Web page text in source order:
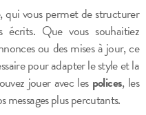
, qui vous permet de structurer
écrits. Que vous souhaitiez
ou des mises à jour, ce
pour adapter le style et la
jouer avec les polices, les
messages plus percutants.